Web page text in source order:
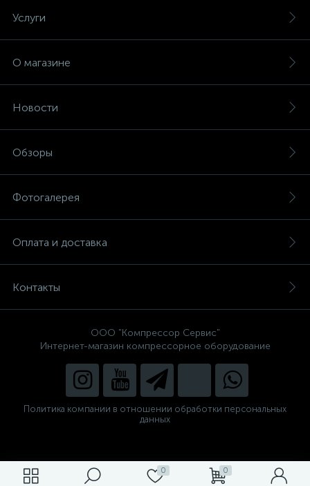
0 0
Услуги
О магазине
Новости
Обзоры
Фотогалерея
Оплата и доставка
Контакты
ООО "Компрессор Сервис"
Интернет-магазин компрессорное оборудование
Политика компании в отношении обработки персональных
данных